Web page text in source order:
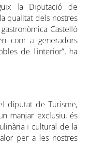
la Diputació de
qualitat dels nostres
Castelló
com a generadors
de l'interior”, ha
diputat de Turisme,
manjar exclusiu, és
i cultural de la
per a les nostres